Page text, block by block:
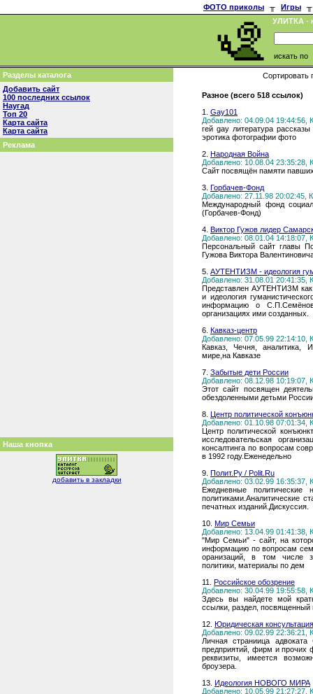
ФОТО приколы ╥ Игры
╥
УЛИТКА -
искать по
Разделы каталога
Добавить сайт
100 последних ссылок
Наугад
Топ 20
Карта сайта
Карта сайта
Реклама
Наша кнопка
добавить в закладки
Сортировать
Разное (всего 518 ссылок)
1. Gay101
Добавлено: 04.09.04 19:44:56,
гей gay литература
эротика фотографии фото
2. Народная Война
Добавлено: 10.08.04 23:35:28,
Сайт посвящён памяти
3. Горбачев-Фонд
Добавлено: 27.11.98 20:02:45,
Международный фонд
(Горбачев-Фонд)
4. Виктор Гужов лидер
Добавлено: 08.01.04 14:18:07,
Персональный сайт главы
Гужова Виктора
5. АУТЕНТИЗМ - идеология
Добавлено: 31.08.01 20:41:35,
Представлен АУТЕНТИЗМ как
и идеология
информацию о
организациях ими созданных.
6. Кавказ-центр
Добавлено: 07.05.99 22:14:10,
Кавказ, Чечня, аналитика,
мире,на Кавказе
7. Забытые дети России
Добавлено: 08.12.98 10:19:07,
Этот сайт посвящен
обездоленными детьми
8. Центр политической
Добавлено: 01.10.98 07:01:34,
Центр политической
исследовательская
консалтинга по вопросам
в 1992 году.Еженедельно
9. Полит.Ру / Polit.Ru
Добавлено: 03.02.99 16:35:37,
Ежедневные политические
политиками.Аналитические
печатных изданий.Дискуссия.
10. Мир Семьи
Добавлено: 13.04.99 01:41:38,
"Мир Семьи" - сайт, на
информацию по вопросам
оранизаций, в том числе
политики, материалы по дем
11. Российское обозрение
Добавлено: 30.04.99 19:55:58,
Здесь вы найдете мой
ссылки, раздел, посвященный
12. Юридическая
Добавлено: 09.02.99 22:36:21,
Личная страниица
предприятий, фирм и прочих
реквизиты, имеется
броузера.
13. Идеология НОВОГО МИРА
Добавлено: 10.05.99 21:27:27,